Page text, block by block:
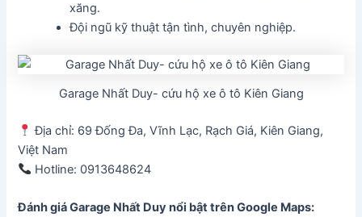
xăng.
Đội ngũ kỹ thuật tận tình, chuyên nghiệp.
Garage Nhất Duy- cứu hộ xe ô tô Kiên Giang
Địa chỉ: 69 Đống Đa, Vĩnh Lạc, Rạch Giá, Kiên Giang,
Việt Nam
Hotline: 0913648624
Đánh giá Garage Nhất Duynổi bật trên Google Maps: